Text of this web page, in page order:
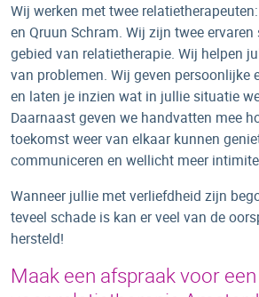
Wij werken met twee
en Qruun Schram. Wij zijn twee
gebied van relatietherapie. Wij helpen
van problemen. Wij geven persoonlijke
en laten je inzien wat in jullie situatie
Daarnaast geven we handvatten mee
toekomst weer van elkaar kunnen
communiceren en wellicht meer
Wanneer jullie met verliefdheid zijn
teveel schade is kan er veel van de
hersteld!
Maak een afspraak voor